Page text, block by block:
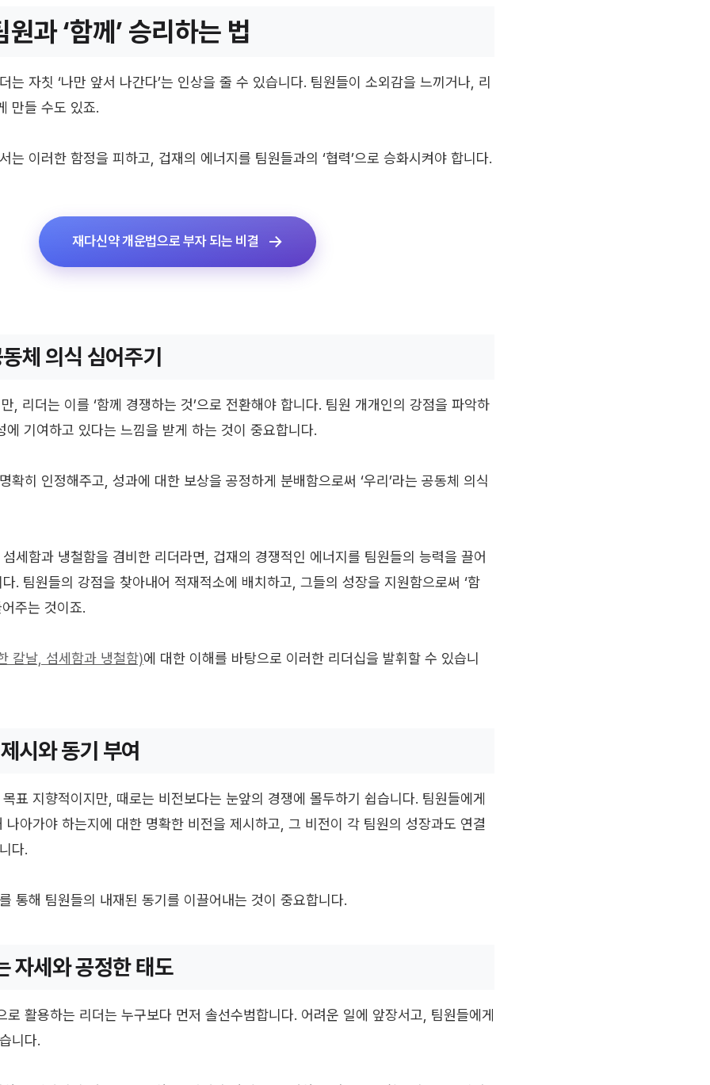
과 ‘함께’ 승리하는 법
는 자칫 ‘나만 앞서 나간다’는 인상을 줄 수 있습니다. 팀원들이 소외감을 느끼거나, 리
만들 수도 있죠.
는 이러한 함정을 피하고, 겁재의 에너지를 팀원들과의 ‘협력’으로 승화시켜야 합니다.
재다신약 개운법으로 부자 되는 비결
동체 의식 심어주기
만, 리더는 이를 ‘함께 경쟁하는 것’으로 전환해야 합니다. 팀원 개개인의 강점을 파악하
에 기여하고 있다는 느낌을 받게 하는 것이 중요합니다.
확히 인정해주고, 성과에 대한 보상을 공정하게 분배함으로써 ‘우리’라는 공동체 의식
세함과 냉철함을 겸비한 리더라면, 겁재의 경쟁적인 에너지를 팀원들의 능력을 끌어
. 팀원들의 강점을 찾아내어 적재적소에 배치하고, 그들의 성장을 지원함으로써 ‘함
주는 것이죠.
칼날, 섬세함과 냉철함)에 대한 이해를 바탕으로 이러한 리더십을 발휘할 수 있습니
시와 동기 부여
표 지향적이지만, 때로는 비전보다는 눈앞의 경쟁에 몰두하기 쉽습니다. 팀원들에게
나아가야 하는지에 대한 명확한 비전을 제시하고, 그 비전이 각 팀원의 성장과도 연결
다.
통해 팀원들의 내재된 동기를 이끌어내는 것이 중요합니다.
자세와 공정한 태도
로 활용하는 리더는 누구보다 먼저 솔선수범합니다. 어려운 일에 앞장서고, 팀원들에게
니다.